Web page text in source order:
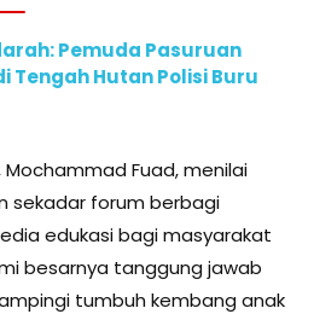
Pemuda Pasuruan
Tengah Hutan Polisi Buru
Fuad, menilai
sekadar forum berbagi
edukasi bagi masyarakat
besarnya tanggung jawab
tumbuh kembang anak